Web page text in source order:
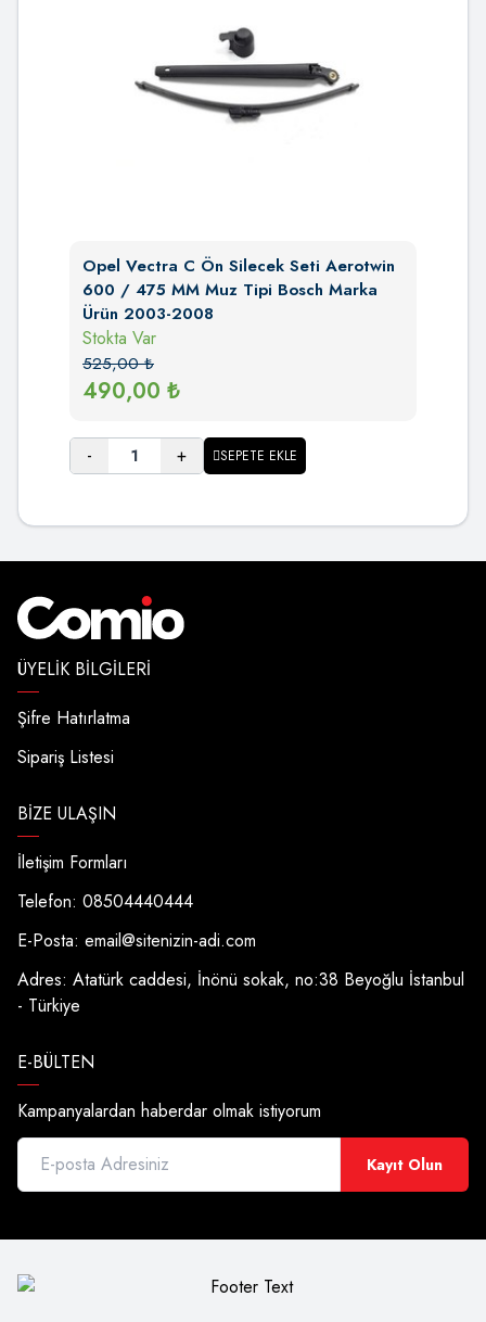
Opel Vectra C Ön Silecek Seti Aerotwin
600 / 475 MM Muz Tipi Bosch Marka
Ürün 2003-2008
Stokta Var
525,00₺
490,00 ₺
- + SEPETE EKLE
ÜYELIK BILGILERI
Şifre Hatırlatma
Sipariş Listesi
BIZE ULAŞIN
İletişim Formları
Telefon: 08504440444
E-Posta: email@sitenizin-adi.com
Adres: Atatürk caddesi, İnönü sokak, no:38 Beyoğlu İstanbul
- Türkiye
E-BÜLTEN
Kampanyalardan haberdar olmak istiyorum
Kayıt Olun